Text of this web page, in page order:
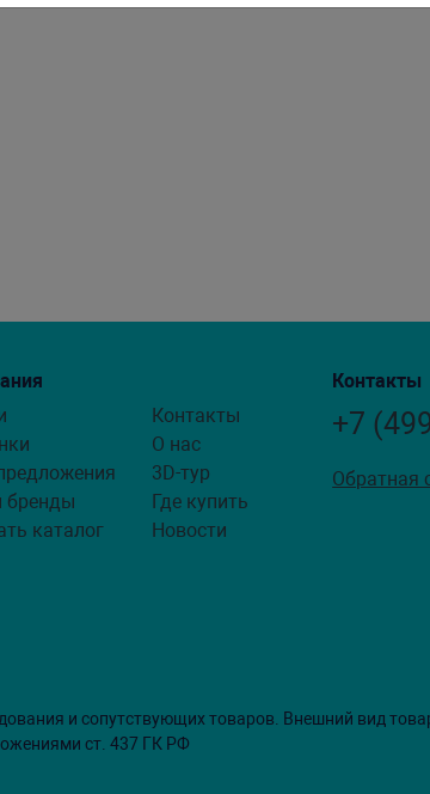
бренды
каталог
Контакты
О нас
3D-тур
Где купить
Новости
Контакты
+7
Обратная
и сопутствующих товаров. Внешний вид
ст. 437 ГК РФ